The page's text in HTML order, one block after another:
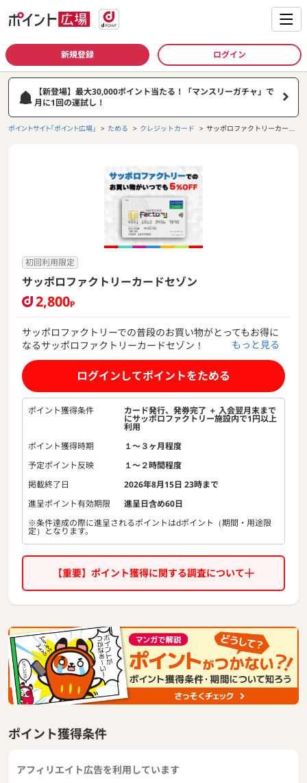
新規登録 ログイン
【新登場】最大30,000ポイント当たる！「マンスリーガチャ」で
月に1回の運試し！
ポイントサイト「ポイント広場」 ためる クレジットカード
サッポロファクトリーカード
初回利用限定
サッポロファクトリーカードセゾン
2,800P
サッポロファクトリーでの普段のお買い物がとってもお得に
なるサッポロファクトリーカードセゾン！
①サッポロファクトリー館内各店で常時5%OFF
対象店舗においてサッポロファクトリーカードセゾンを
ご利用いただくと、5%割引となります。
②会員様限定で「10％OFFセール」を開催
開催いたします。
④永久不滅ポイントが貯まる！
もっと見る
ログインしてポイントをためる
ポイント獲得条件 カード発行、発券完了 ＋ 入会翌月末まで
にサッポロファクトリー施設内で1円以上
利用
ポイント獲得時期
１〜３ヶ月程度
予定ポイント反映
１〜２時間程度
掲載終了日
2026年8月15日 23時まで
進呈ポイント有効期限
進呈日含め60日
※条件達成の際に進呈されるポイントはdポイント（期間・用途限
定）となります。
【重要】ポイント獲得に関する調査について
ポイント獲得条件
アフィリエイト広告を利用しています